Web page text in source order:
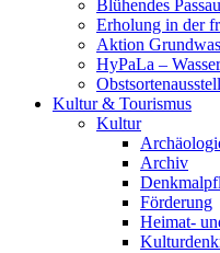
Blühendes
Erholung in der
Aktion
HyPaLa –
Kultur & Tourismus
Kultur
Archiv
Förderung
Heimat-